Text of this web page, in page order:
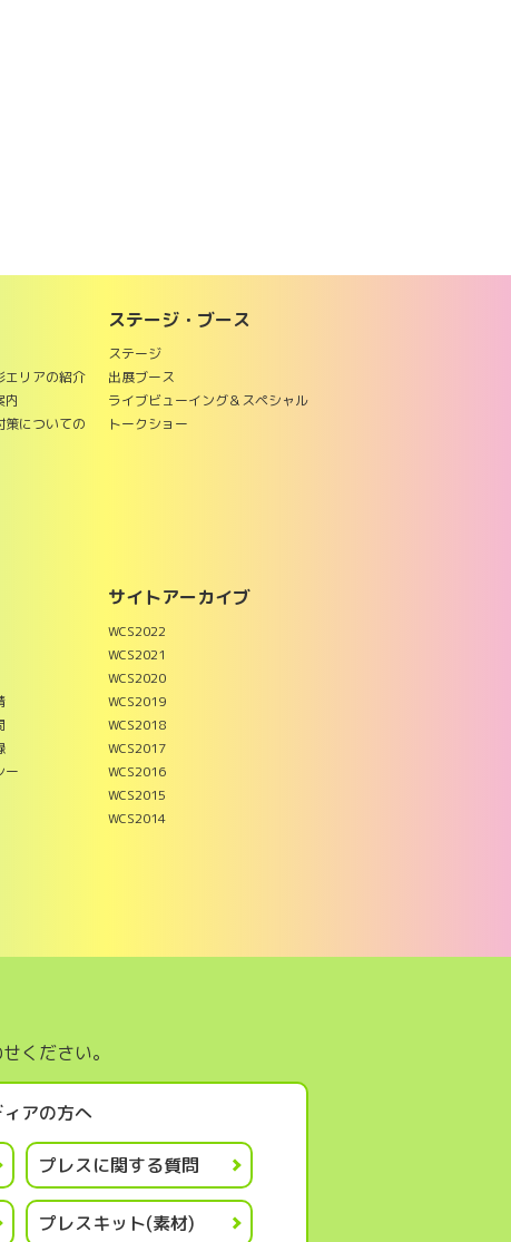
エリアの紹介
内
策についての
ステージ・ブース
ステージ
出展ブース
ライブビューイング＆スペシャル
トークショー
ー
サイトアーカイブ
WCS2022
WCS2021
WCS2020
WCS2019
WCS2018
WCS2017
WCS2016
WCS2015
WCS2014
ください。
アの方へ
プレスに関する質問
プレスキット(素材)